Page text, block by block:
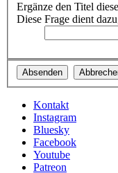
Ergänze den Titel
Diese Frage dient
Kontakt
Instagram
Bluesky
Facebook
Youtube
Patreon